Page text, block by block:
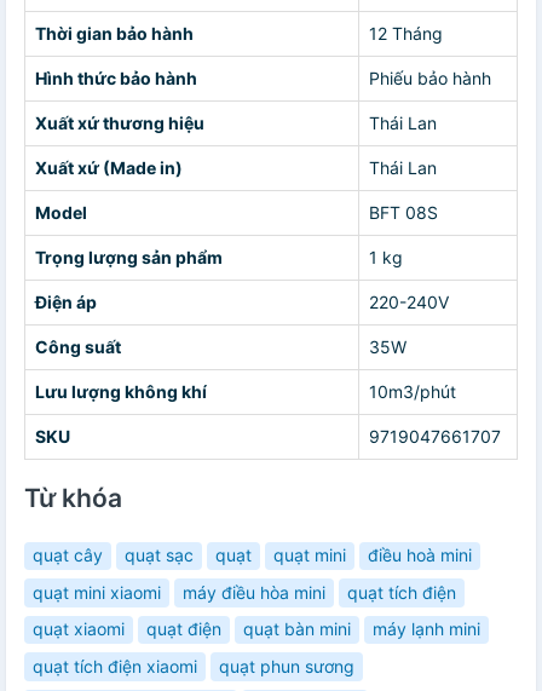
Thời gian bảo hành 12 Tháng
Hình thức bảo hành Phiếu bảo hành
Xuất xứ thương hiệu Thái Lan
Xuất xứ (Made in) Thái Lan
Model BFT 08S
Trọng lượng sản phẩm 1 kg
Điện áp 220-240V
Công suất 35W
Lưu lượng không khí 10m3/phút
SKU 9719047661707
Từ khóa
quạt cây quạt sạc quạt quạt mini
điều hoà mini
quạt mini xiaomi
máy điều hòa mini
quạt tích điện
quạt xiaomi
quạt điện quạt bàn mini
máy lạnh mini
quạt tích điện xiaomi
quạt phun sương